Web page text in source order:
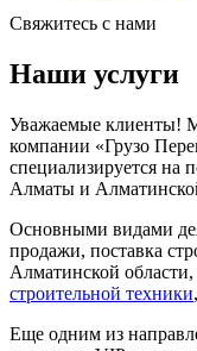
Свяжитесь с нами
Наши услуги
Уважаемые клиенты!
компании «Грузо
специализируется на
Алматы и
Основными видами
продажи, поставка
Алматинской
строительной техники,
Еще одним из